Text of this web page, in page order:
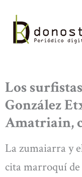
contenido
Los
González
Amatriain,
La zumaiarra y
cita marroquí de